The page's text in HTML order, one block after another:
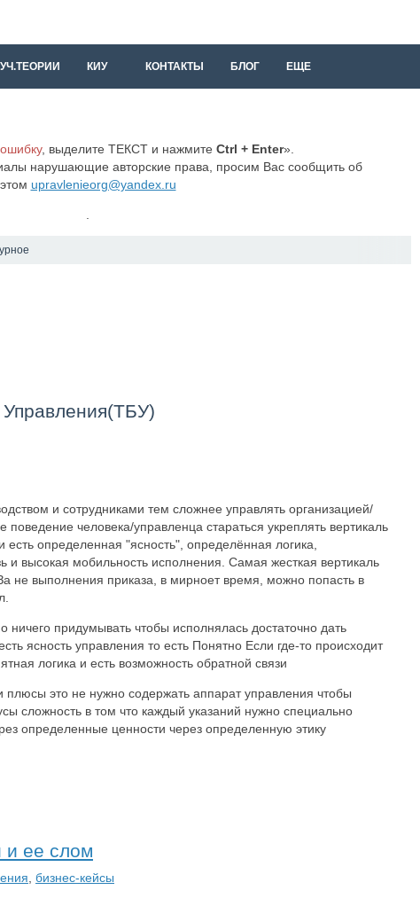
КИУ КОНТАКТЫ БЛОГ ЕЩЕ
, выделите ТЕКСТ и нажмите Ctrl + Enter».
нарушающие авторские права, просим Вас сообщить об
этом upravlenieorg@yandex.ru
Управления(ТБУ)
и сотрудниками тем сложнее управлять организацией/
человека/управленца стараться укреплять вертикаль
есть определенная "ясность", определённая логика,
и высокая мобильность исполнения. Самая жесткая вертикаль
не выполнения приказа, в мирноет время, можно попасть в
придумывать чтобы исполнялась достаточно дать
ясность управления то есть Понятно Если где-то происходит
логика и есть возможность обратной связи
плюсы это не нужно содержать аппарат управления чтобы
сложность в том что каждый указаний нужно специально
определенные ценности через определенную этику
и ее слом
бизнес-кейсы